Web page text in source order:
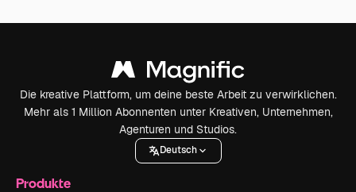
Die kreative Plattform, um deine beste Arbeit zu verwirklichen.
Mehr als 1 Million Abonnenten unter Kreativen, Unternehmen,
Agenturen und Studios.
Deutsch
Produkte